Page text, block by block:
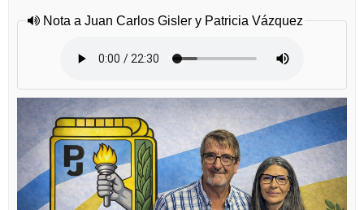
Nota a Juan Carlos Gisler y Patricia Vázquez